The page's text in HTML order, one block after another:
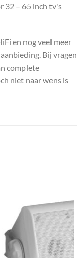
32 – 65 inch tv's
en nog veel meer
Bij vragen
complete
niet naar wens is
Toevoegen
aan
wenslijst